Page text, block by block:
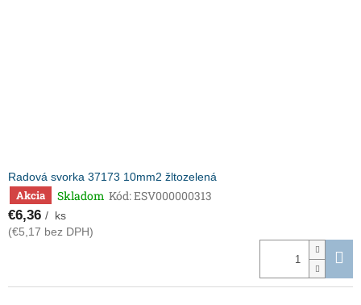
Radová svorka 37173 10mm2 žltozelená
Akcia Skladom Kód:ESV000000313
€6,36 / ks
(€5,17 bez DPH)